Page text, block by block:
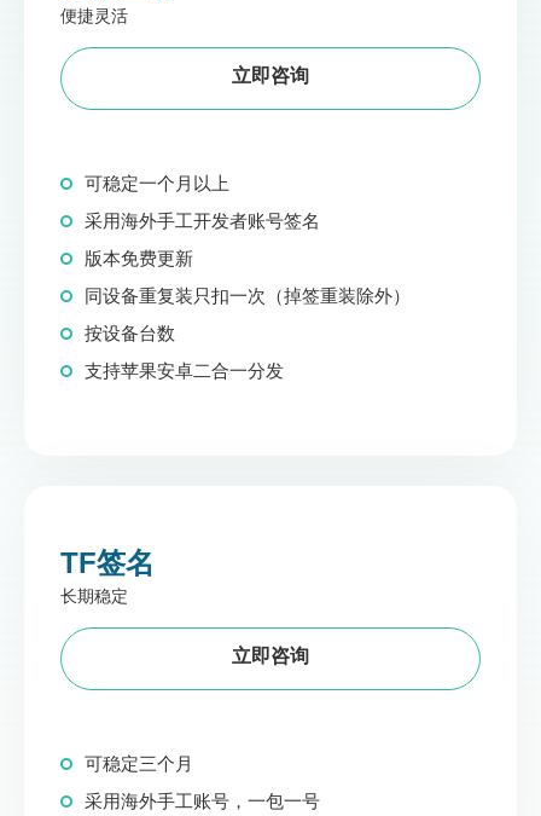
便捷灵活
立即咨询
可稳定一个月以上
采用海外手工开发者账号签名
版本免费更新
同设备重复装只扣一次（掉签重装除外）
按设备台数
支持苹果安卓二合一分发
TF签名
长期稳定
立即咨询
可稳定三个月
采用海外手工账号，一包一号